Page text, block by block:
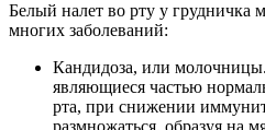
Белый налет во рту у грудничка
многих заболеваний:
Кандидоза, или
являющиеся частью
рта, при снижении